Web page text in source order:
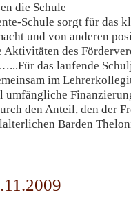
die Schule
Schule sorgt für das
und von anderen
des
das laufende
im
den Anteil, den der
Barden